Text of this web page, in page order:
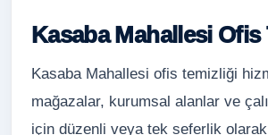
Kasaba Mahallesi Ofis
Kasaba Mahallesi ofis temizliği
mağazalar, kurumsal alanlar ve
için düzenli veya tek seferlik olarak